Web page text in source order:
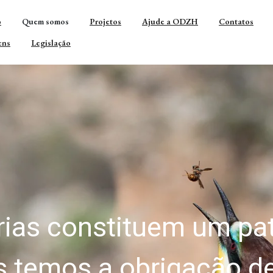
Quem somos Projetos Ajude a ODZH
Contatos
Legislação
sustentável das
desafios de